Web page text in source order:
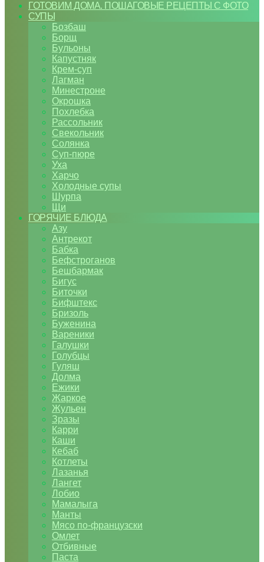
ГОТОВИМ ДОМА. ПОШАГОВЫЕ РЕЦЕПТЫ С ФОТО
СУПЫ
Бозбаш
Борщ
Бульоны
Капустняк
Крем-суп
Лагман
Минестроне
Окрошка
Похлебка
Рассольник
Свекольник
Солянка
Суп-пюре
Уха
Харчо
Холодные супы
Шурпа
Щи
ГОРЯЧИЕ БЛЮДА
Азу
Антрекот
Бабка
Бефстроганов
Бешбармак
Бигус
Биточки
Бифштекс
Бризоль
Буженина
Вареники
Галушки
Голубцы
Гуляш
Долма
Ежики
Жаркое
Жульен
Зразы
Карри
Каши
Кебаб
Котлеты
Лазанья
Лангет
Лобио
Мамалыга
Манты
Мясо по-французски
Омлет
Отбивные
Паста